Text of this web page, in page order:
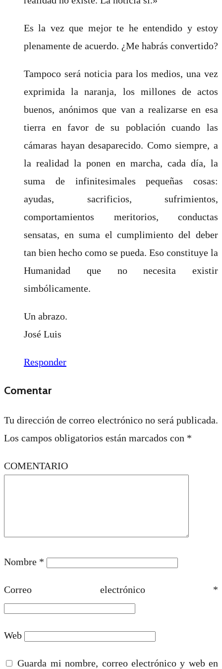
Es la vez que mejor te he entendido y estoy
plenamente de acuerdo. ¿Me habrás convertido?
Tampoco será noticia para los medios, una vez
exprimida la naranja, los millones de actos
buenos, anónimos que van a realizarse en esa
tierra en favor de su población cuando las
cámaras hayan desaparecido. Como siempre, a
la realidad la ponen en marcha, cada día, la
suma de infinitesimales pequeñas cosas:
ayudas, sacrificios, sufrimientos,
comportamientos meritorios, conductas
sensatas, en suma el cumplimiento del deber
tan bien hecho como se pueda. Eso constituye la
Humanidad que no necesita existir
simbólicamente.
Un abrazo.
José Luis
Responder
Comentar
Tu dirección de correo electrónico no será publicada.
Los campos obligatorios están marcados con *
COMENTARIO
Nombre *
Correo electrónico *
Web
Guarda mi nombre, correo electrónico y web en